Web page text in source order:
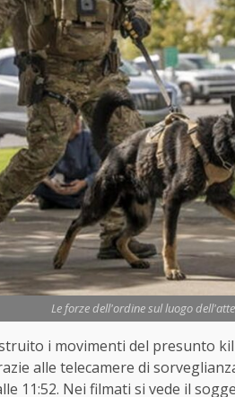
Le forze dell'ordine sul luogo
i movimenti del presunto
alle telecamere di
11:52. Nei filmati si vede il